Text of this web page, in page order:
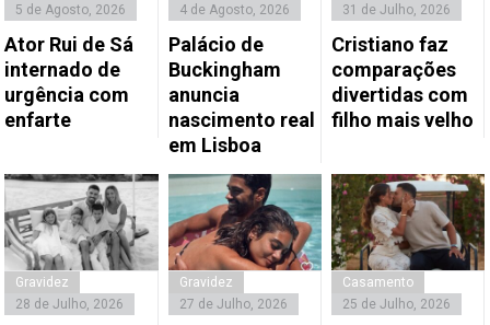
5 de Agosto, 2026
Ator Rui de Sá
internado de
urgência com
enfarte
4 de Agosto, 2026
Palácio de
Buckingham
anuncia
nascimento real
em Lisboa
31 de Julho, 2026
Cristiano faz
comparações
divertidas com
filho mais velho
Gravidez
28 de Julho, 2026
Gravidez
27 de Julho, 2026
Casamento
25 de Julho, 2026